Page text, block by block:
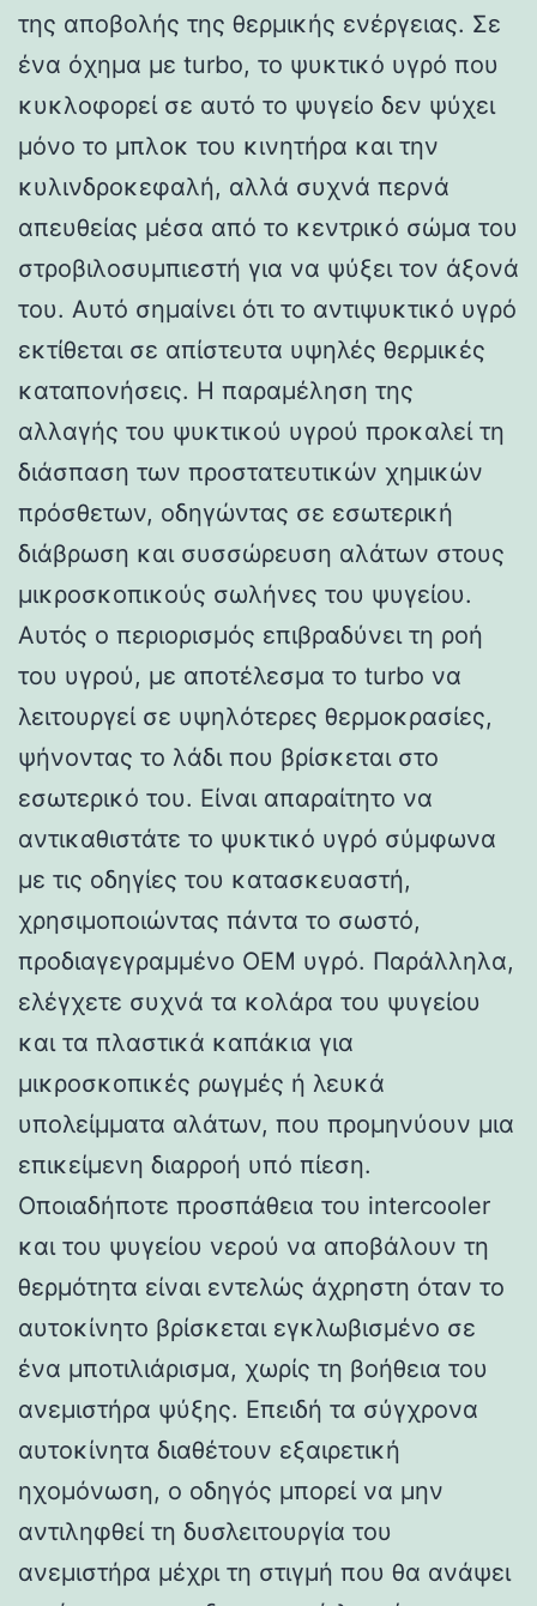
της αποβολής της θερμικής ενέργειας. Σε
ένα όχημα με turbo, το ψυκτικό υγρό που
κυκλοφορεί σε αυτό το ψυγείο δεν ψύχει
μόνο το μπλοκ του κινητήρα και την
κυλινδροκεφαλή, αλλά συχνά περνά
απευθείας μέσα από το κεντρικό σώμα του
στροβιλοσυμπιεστή για να ψύξει τον άξονά
του. Αυτό σημαίνει ότι το αντιψυκτικό υγρό
εκτίθεται σε απίστευτα υψηλές θερμικές
καταπονήσεις. Η παραμέληση της
αλλαγής του ψυκτικού υγρού προκαλεί τη
διάσπαση των προστατευτικών χημικών
πρόσθετων, οδηγώντας σε εσωτερική
διάβρωση και συσσώρευση αλάτων στους
μικροσκοπικούς σωλήνες του ψυγείου.
Αυτός ο περιορισμός επιβραδύνει τη ροή
του υγρού, με αποτέλεσμα το turbo να
λειτουργεί σε υψηλότερες θερμοκρασίες,
ψήνοντας το λάδι που βρίσκεται στο
εσωτερικό του. Είναι απαραίτητο να
αντικαθιστάτε το ψυκτικό υγρό σύμφωνα
με τις οδηγίες του κατασκευαστή,
χρησιμοποιώντας πάντα το σωστό,
προδιαγεγραμμένο OEM υγρό. Παράλληλα,
ελέγχετε συχνά τα κολάρα του ψυγείου
και τα πλαστικά καπάκια για
μικροσκοπικές ρωγμές ή λευκά
υπολείμματα αλάτων, που προμηνύουν μια
επικείμενη διαρροή υπό πίεση.
Οποιαδήποτε προσπάθεια του intercooler
και του ψυγείου νερού να αποβάλουν τη
θερμότητα είναι εντελώς άχρηστη όταν το
αυτοκίνητο βρίσκεται εγκλωβισμένο σε
ένα μποτιλιάρισμα, χωρίς τη βοήθεια του
ανεμιστήρα ψύξης. Επειδή τα σύγχρονα
αυτοκίνητα διαθέτουν εξαιρετική
ηχομόνωση, ο οδηγός μπορεί να μην
αντιληφθεί τη δυσλειτουργία του
ανεμιστήρα μέχρι τη στιγμή που θα ανάψει